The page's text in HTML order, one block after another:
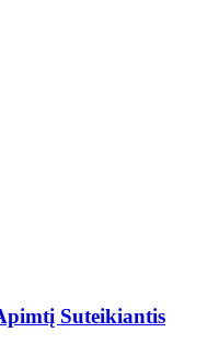
Suteikiantis